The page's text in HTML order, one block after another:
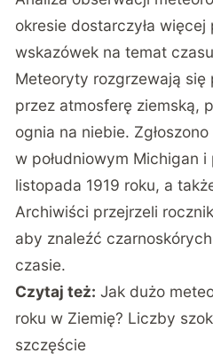
okresie dostarczyła
wskazówek na temat
Meteoryty rozgrzewają się
przez atmosferę ziemską,
ognia na niebie.
w południowym Michigan i
listopada 1919 roku, a
Archiwiści przejrzeli
aby znaleźć
czasie.
Czytaj też: Jak dużo
roku w Ziemię? Liczby
szczęście